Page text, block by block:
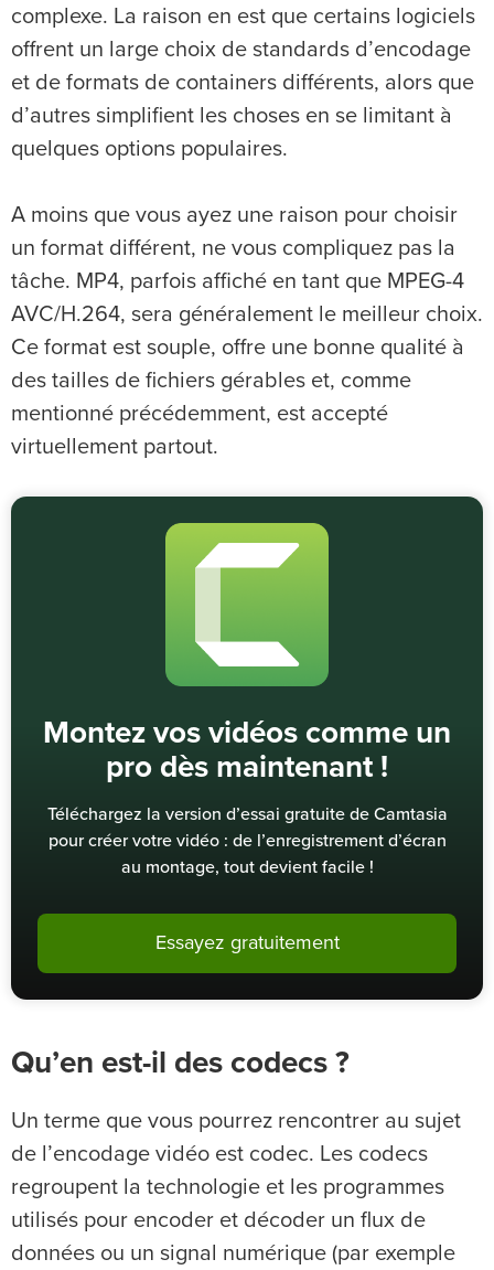
complexe. La raison en est que certains logiciels
offrent un large choix de standards d’encodage
et de formats de containers différents, alors que
d’autres simplifient les choses en se limitant à
quelques options populaires.
A moins que vous ayez une raison pour choisir
un format différent, ne vous compliquez pas la
tâche. MP4, parfois affiché en tant que MPEG-4
AVC/H.264, sera généralement le meilleur choix.
Ce format est souple, offre une bonne qualité à
des tailles de fichiers gérables et, comme
mentionné précédemment, est accepté
virtuellement partout.
Montez vos vidéos comme un
pro dès maintenant !
Téléchargez la version d’essai gratuite de Camtasia
pour créer votre vidéo : de l’enregistrement d’écran
au montage, tout devient facile !
Essayez gratuitement
Qu’en est-il des codecs ?
Un terme que vous pourrez rencontrer au sujet
de l’encodage vidéo est codec. Les codecs
regroupent la technologie et les programmes
utilisés pour encoder et décoder un flux de
données ou un signal numérique (par exemple